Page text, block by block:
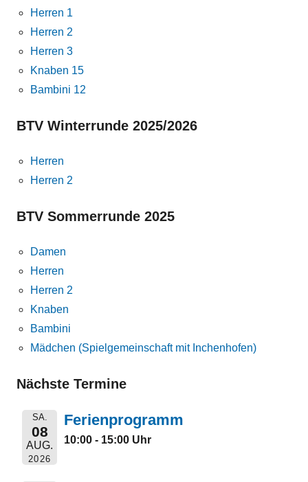
Herren 1
Herren 2
Herren 3
Knaben 15
Bambini 12
BTV Winterrunde 2025/2026
Herren
Herren 2
BTV Sommerrunde 2025
Damen
Herren
Herren 2
Knaben
Bambini
Mädchen (Spielgemeinschaft mit Inchenhofen)
Nächste Termine
SA.
08
AUG.
2026
Ferienprogramm
10:00 - 15:00 Uhr